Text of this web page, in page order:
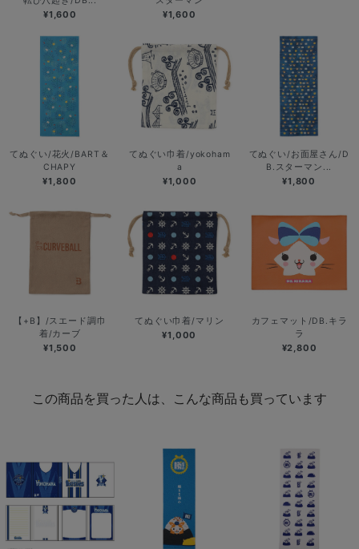
¥1,600 ¥1,600
てぬぐい/花火/BART＆
CHAPY
¥1,800
てぬぐい巾着/yokoham
a
¥1,000
てぬぐい/お面屋さん/D
B.スターマン...
¥1,800
【+B】/スエード調巾
着/カーブ
¥1,500
てぬぐい巾着/マリン
¥1,000
カフェマット/DB.キラ
ラ
¥2,800
この商品を買った人は、こんな商品も買っています